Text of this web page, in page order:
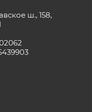
ш., 158,